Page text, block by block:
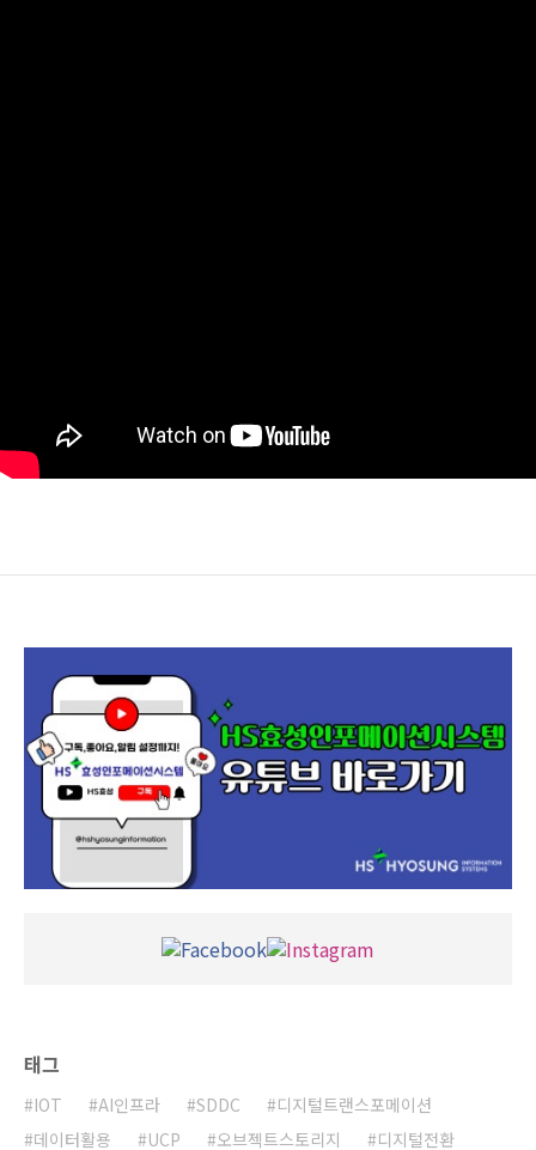
태그
IOT AI인프라 SDDC
디지털트랜스포메이션
데이터활용
UCP 오브젝트스토리지 디지털전환